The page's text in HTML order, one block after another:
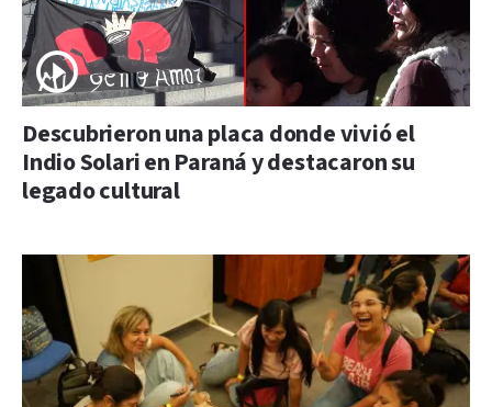
Descubrieron una placa donde vivió el
Indio Solari en Paraná y destacaron su
legado cultural